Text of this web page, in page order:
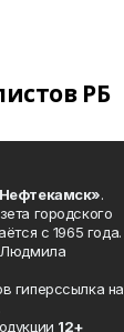
РБ
.
городского
с 1965 года.
Людмила
гиперссылка на
12+